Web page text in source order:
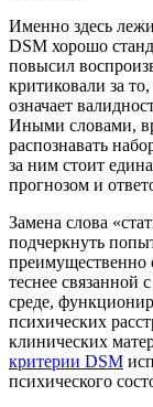
Именно здесь
DSM хорошо
повысил
критиковали за
означает
Иными словами,
распознавать
за ним стоит
прогнозом и
Замена слова
подчеркнуть
преимущественно
теснее связанной
среде,
психических
клинических
критерии DSM
психического